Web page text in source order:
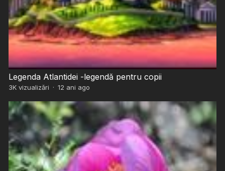
Legenda Atlantidei -legendă pentru copii
3Kvizualizări · 12 ani ago